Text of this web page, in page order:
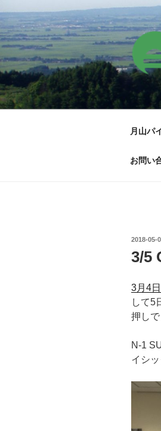
ン
テ
ン
ツ
ス
キ
月山パ
お問い
投
日:
2018-05-
3/5
3月4
して5
押しで
N-1
イシ